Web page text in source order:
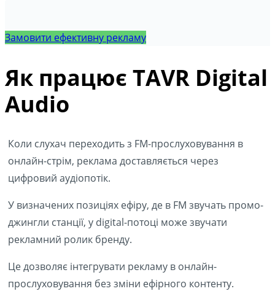
Замовити ефективну рекламу
Як працює TAVR Digital
Audio
Коли слухач переходить з FM-прослуховування в
онлайн-стрім, реклама доставляється через
цифровий аудіопотік.
У визначених позиціях ефіру, де в FM звучать промо-
джингли станції, у digital-потоці може звучати
рекламний ролик бренду.
Це дозволяє інтегрувати рекламу в онлайн-
прослуховування без зміни ефірного контенту.